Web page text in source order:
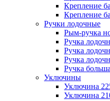
Крепление
Крепление
Ручки лодочные
Рым-ручка
Ручка
Ручка
Ручка
Ручка
Уключины
Уключина
Уключина